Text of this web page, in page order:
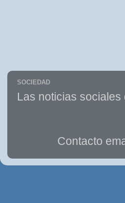
SOCIEDAD
Las noticias
Contacto